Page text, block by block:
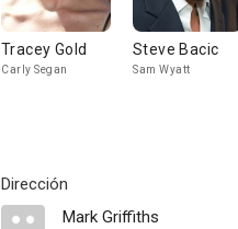
Tracey Gold
Carly Segan
Steve Bacic
Sam Wyatt
Dirección
Mark Griffiths